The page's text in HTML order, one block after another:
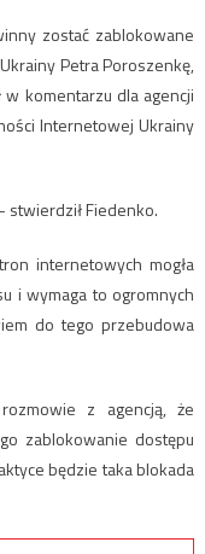
zostać zablokowane
Petra Poroszenkę,
komentarzu dla agencji
Internetowej Ukrainy
stwierdził Fiedenko.
internetowych mogła
i wymaga to ogromnych
do tego przebudowa
z agencją, że
zablokowanie dostępu
będzie taka blokada